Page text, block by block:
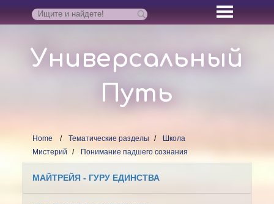
Универсальный
Путь
Home Тематические разделы
Школа
Мистерий
Понимание падшего сознания
МАЙТРЕЙЯ - ГУРУ ЕДИНСТВА